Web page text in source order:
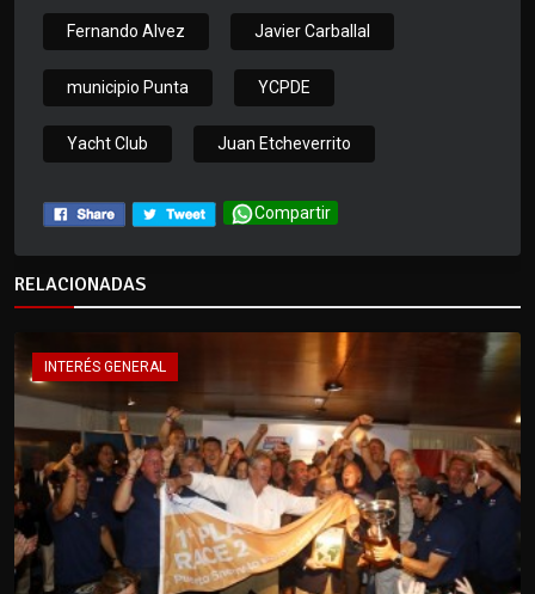
Fernando Alvez Javier Carballal
municipio Punta YCPDE
Yacht Club Juan Etcheverrito
Compartir
RELACIONADAS
INTERÉS GENERAL